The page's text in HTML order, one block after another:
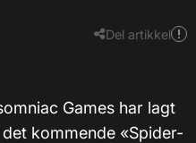
Del artikkel
Games har lagt
kommende «Spider-